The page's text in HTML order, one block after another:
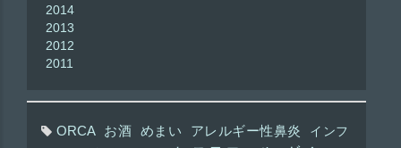
2014
2013
2012
2011
ORCA お酒 めまい アレルギー性鼻炎
インフ